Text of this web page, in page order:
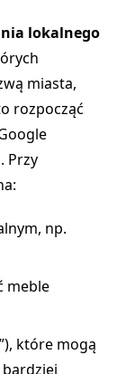
lokalnego
miasta,
rozpocząć
Przy
np.
meble
które mogą